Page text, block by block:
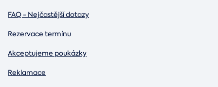
FAQ - Nejčastější dotazy
Rezervace termínu
Akceptujeme poukázky
Reklamace